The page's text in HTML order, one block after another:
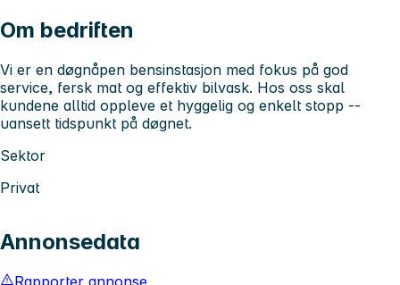
Om bedriften
Vi er en døgnåpen bensinstasjon med fokus på god
service, fersk mat og effektiv bilvask. Hos oss skal
kundene alltid oppleve et hyggelig og enkelt stopp --
uansett tidspunkt på døgnet.
Sektor
Privat
Annonsedata
Rapporter annonse